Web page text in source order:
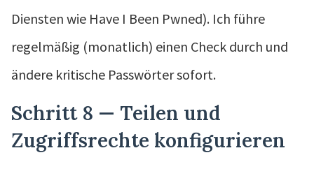
Diensten wie Have I Been Pwned). Ich führe
regelmäßig (monatlich) einen Check durch und
ändere kritische Passwörter sofort.
Schritt 8 — Teilen und
Zugriffsrechte konfigurieren